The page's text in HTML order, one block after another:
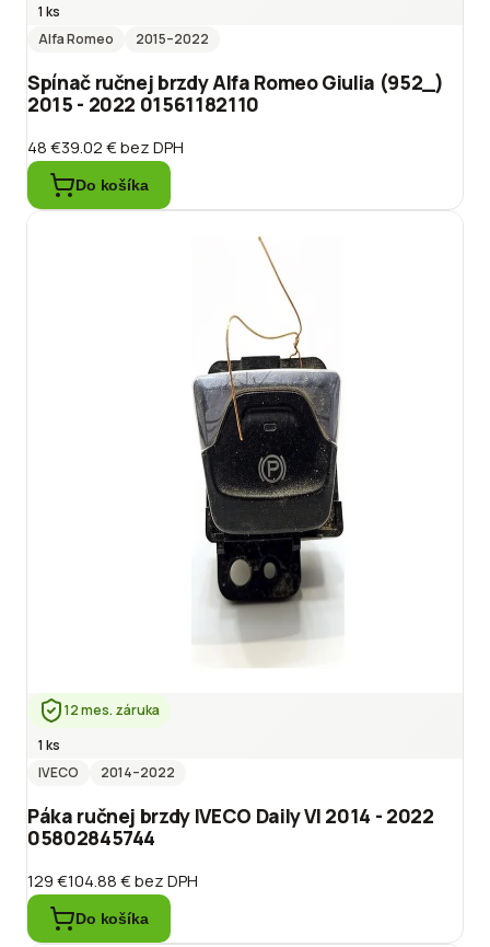
1 ks
Alfa Romeo
2015–2022
Spínač ručnej brzdy Alfa Romeo Giulia (952_)
2015 - 2022 01561182110
48 €39.02 €bez DPH
Do košíka
12 mes. záruka
1 ks
IVECO
2014–2022
Páka ručnej brzdy IVECO Daily VI 2014 - 2022
05802845744
129 €104.88 €bez DPH
Do košíka